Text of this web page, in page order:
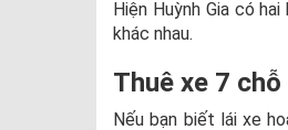
Hiện Huỳnh Gia có
khác nhau.
Thuê xe 7
Nếu bạn biết lái xe